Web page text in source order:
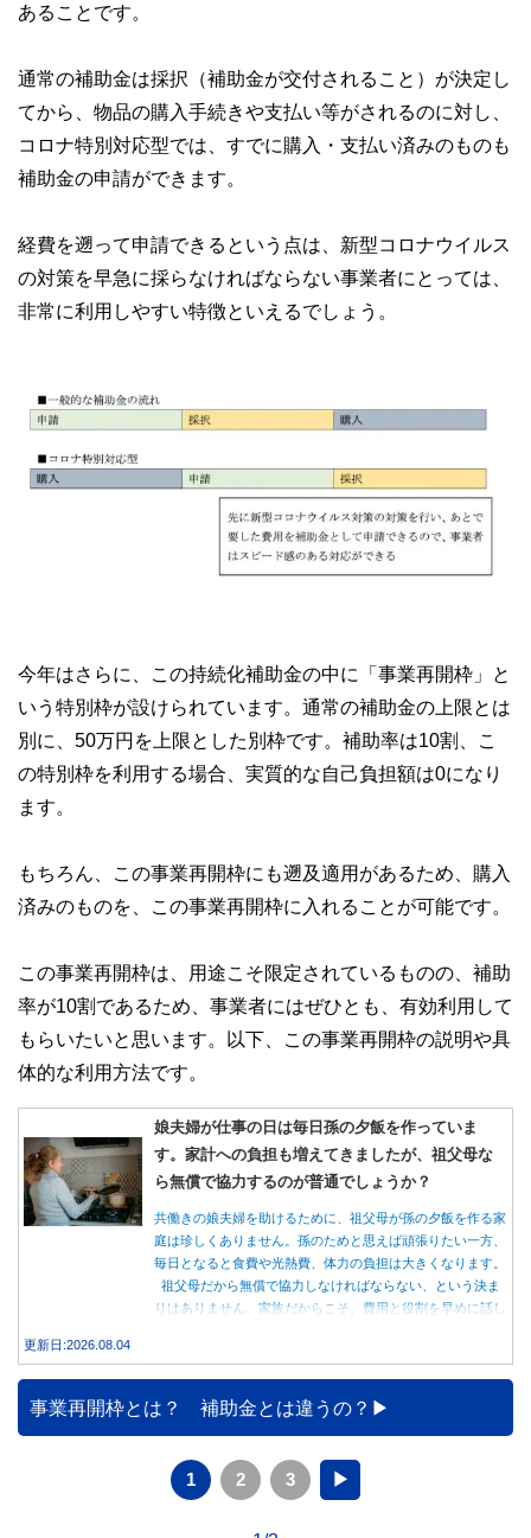
あることです。
通常の補助金は採択（補助金が交付されること）が決定し
てから、物品の購入手続きや支払い等がされるのに対し、
コロナ特別対応型では、すでに購入・支払い済みのものも
補助金の申請ができます。
経費を遡って申請できるという点は、新型コロナウイルス
の対策を早急に採らなければならない事業者にとっては、
非常に利用しやすい特徴といえるでしょう。
今年はさらに、この持続化補助金の中に「事業再開枠」と
いう特別枠が設けられています。通常の補助金の上限とは
別に、50万円を上限とした別枠です。補助率は10割、こ
の特別枠を利用する場合、実質的な自己負担額は0になり
ます。
もちろん、この事業再開枠にも遡及適用があるため、購入
済みのものを、この事業再開枠に入れることが可能です。
この事業再開枠は、用途こそ限定されているものの、補助
率が10割であるため、事業者にはぜひとも、有効利用して
もらいたいと思います。以下、この事業再開枠の説明や具
体的な利用方法です。
娘夫婦が仕事の日は毎日孫の夕飯を作っていま
す。家計への負担も増えてきましたが、祖父母な
ら無償で協力するのが普通でしょうか？
共働きの娘夫婦を助けるために、祖父母が孫の夕飯を作る家
庭は珍しくありません。孫のためと思えば頑張りたい一方、
毎日となると食費や光熱費、体力の負担は大きくなります。
祖父母だから無償で協力しなければならない、という決ま
りはありません。家族だからこそ、費用と役割を早めに話し
更新日:2026.08.04
事業再開枠とは？ 補助金とは違うの？
1 2 3 ▶